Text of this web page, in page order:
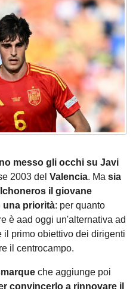
messo gli occhi su Javi
2003 del Valencia. Ma sia
il giovane
una priorità: per quanto
è aad oggi un'alternativa ad
il primo obiettivo dei dirigenti
il centrocampo.
che aggiunge poi
convincerlo a rinnovare il